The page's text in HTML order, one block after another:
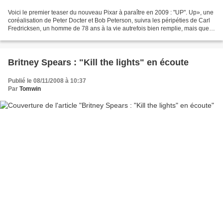
Voici le premier teaser du nouveau Pixar à paraître en 2009 : "UP". Up», une
coréalisation de Peter Docter et Bob Peterson, suivra les péripéties de Carl
Fredricksen, un homme de 78 ans à la vie autrefois bien remplie, mais que
Britney Spears : "Kill the lights" en écoute
Publié le 08/11/2008 à 10:37
Par Tomwin